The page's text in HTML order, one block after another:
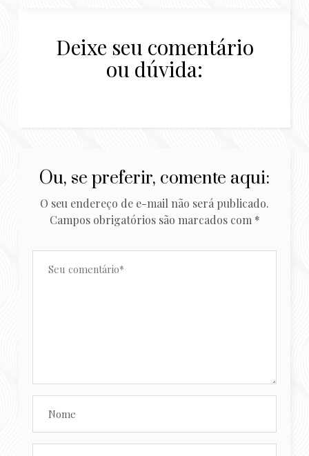
Deixe seu comentário
ou dúvida:
Ou, se preferir, comente aqui:
O seu endereço de e-mail não será publicado.
Campos obrigatórios são marcados com *